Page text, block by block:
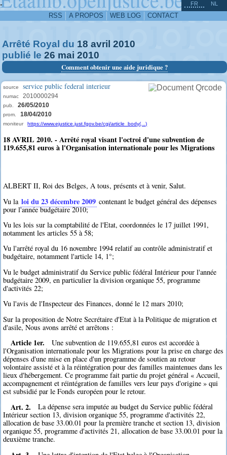
-
RSS A PROPOS WEB LOG CONTACT
FR NL
Arrêté Royal du 18 avril 2010
publié le 26 mai 2010
Comment obtenir une aide juridique ?
source service public federal interieur
numac 2010000294
pub. 26/05/2010
prom. 18/04/2010
moniteur https://www.ejustice.just.fgov.be/cgi/article_body(...)
18 AVRIL 2010. - Arrêté royal visant l'octroi d'une subvention de
119.655,81 euros à l'Organisation internationale pour les Migrations
ALBERT II, Roi des Belges, A tous, présents et à venir, Salut.
Vu la loi du 23 décembre 2009 contenant le budget général des dépenses
pour l'année budgétaire 2010;
Vu les lois sur la comptabilité de l'Etat, coordonnées le 17 juillet 1991,
notamment les articles 55 à 58;
Vu l'arrêté royal du 16 novembre 1994 relatif au contrôle administratif et
budgétaire, notamment l'article 14, 1°;
Vu le budget administratif du Service public fédéral Intérieur pour l'année
budgétaire 2009, en particulier la division organique 55, programme
d'activités 22;
Vu l'avis de l'Inspecteur des Finances, donné le 12 mars 2010;
Sur la proposition de Notre Secrétaire d'Etat à la Politique de migration et
d'asile, Nous avons arrêté et arrêtons :
Article 1er.
Une subvention de 119.655,81 euros est accordée à
l'Organisation internationale pour les Migrations pour la prise en charge des
dépenses d'une mise en place d'un programme de soutien au retour
volontaire assisté et à la réintégration pour des familles maintenues dans les
lieux d'hébergement. Ce programme fait partie du projet général « Accueil,
accompagnement et réintégration de familles vers leur pays d'origine » qui
est subsidié par le Fonds européen pour le retour.
Art. 2.
La dépense sera imputée au budget du Service public fédéral
Intérieur section 13, division organique 55, programme d'activités 22,
allocation de base 33.00.01 pour la première tranche et section 13, division
organique 55, programme d'activités 21, allocation de base 33.00.01 pour la
deuxième tranche.
^